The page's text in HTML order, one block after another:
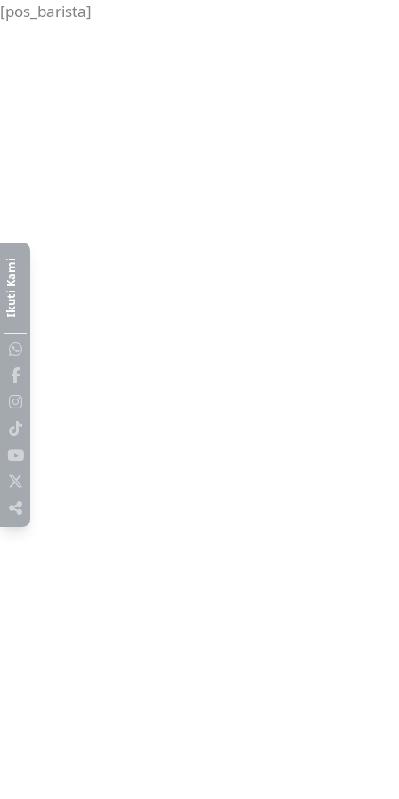
[pos_barista]
Ikuti Kami